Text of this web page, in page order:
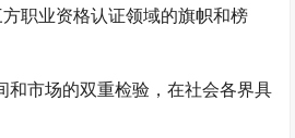
职业资格认证领域的旗帜和榜
和市场的双重检验，在社会各界具